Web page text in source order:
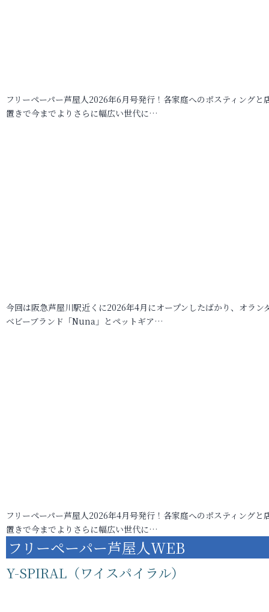
フリーペーパー芦屋人2026年6月号発行！各家庭へのポスティングと
置きで今までよりさらに幅広い世代に…
今回は阪急芦屋川駅近くに2026年4月にオープンしたばかり、オラン
ベビーブランド「Nuna」とペットギア…
フリーペーパー芦屋人2026年4月号発行！各家庭へのポスティングと
置きで今までよりさらに幅広い世代に…
フリーペーパー芦屋人WEB
Y-SPIRAL（ワイスパイラル）